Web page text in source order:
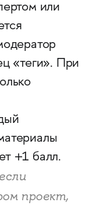
или
«теги». При
+1 балл.
проект,